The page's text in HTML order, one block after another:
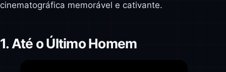
cinematográfica memorável e cativante.
1. Até o Último Homem